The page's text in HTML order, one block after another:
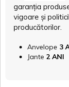
garanția
vigoare și
producătorilor.
Anvelope 3
Jante 2 ANI